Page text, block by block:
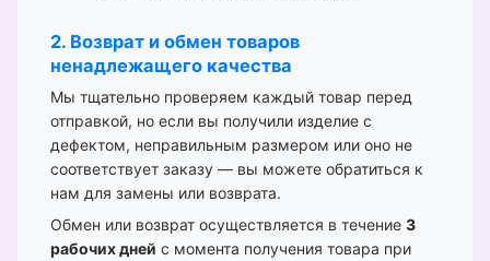
2. Возврат и обмен товаров
ненадлежащего качества
Мы тщательно проверяем каждый товар перед
отправкой, но если вы получили изделие с
дефектом, неправильным размером или оно не
соответствует заказу — вы можете обратиться к
нам для замены или возврата.
Обмен или возврат осуществляется в течение 3
рабочих дней с момента получения товара при